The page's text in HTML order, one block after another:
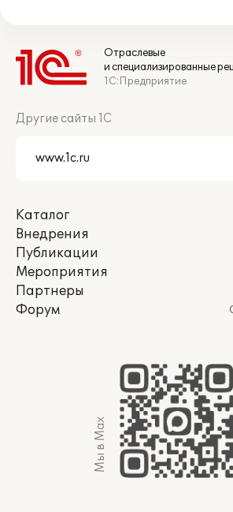
Отраслевые
и специализированные
1С:Предприятие
Другие сайты 1С
Каталог
Внедрения
Публикации
Мероприятия
Партнеры
Форум
Мы в Max